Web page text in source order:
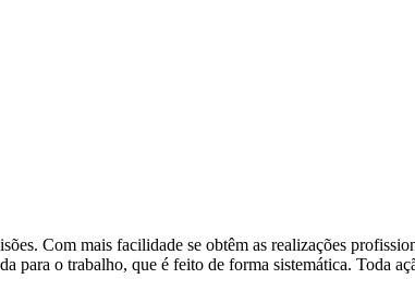
Com mais facilidade se obtêm as realizações
para o trabalho, que é feito de forma sistemática. Toda